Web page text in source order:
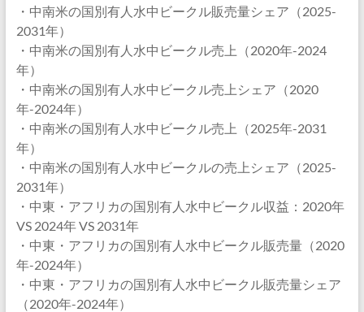
・中南米の国別有人水中ビークル販売量シェア（2025-
2031年）
・中南米の国別有人水中ビークル売上（2020年-2024
年）
・中南米の国別有人水中ビークル売上シェア（2020
年-2024年）
・中南米の国別有人水中ビークル売上（2025年-2031
年）
・中南米の国別有人水中ビークルの売上シェア（2025-
2031年）
・中東・アフリカの国別有人水中ビークル収益：2020年
VS 2024年 VS 2031年
・中東・アフリカの国別有人水中ビークル販売量（2020
年-2024年）
・中東・アフリカの国別有人水中ビークル販売量シェア
（2020年-2024年）